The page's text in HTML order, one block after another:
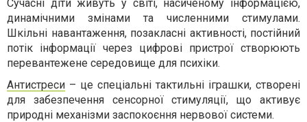
Сучасні діти живуть у світі, насиченому інформацією,
динамічними змінами та численними стимулами.
Шкільні навантаження, позакласні активності, постійний
потік інформації через цифрові пристрої створюють
перевантежене середовище для психіки.
Антистреси – це спеціальні тактильні іграшки, створені
для забезпечення сенсорної стимуляції, що активує
природні механізми заспокоєння нервової системи.